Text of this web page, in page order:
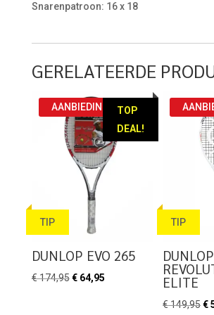
Snarenpatroon: 16 x 18
GERELATEERDE
TOP
DEAL!
TIP
AANBIEDING!
DUNLOP EVO 265
€174,95 Oorspronkelijke
€64,95Huidige
TIP
DUNLOP
ELITE
€149,95€